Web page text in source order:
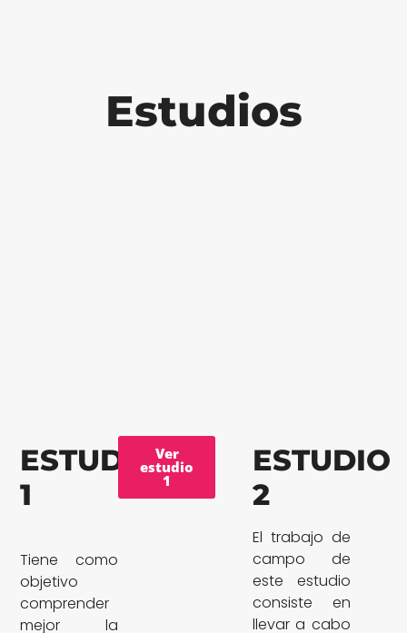
Estudios
ESTUDIO
1
Tiene como
objetivo
comprender
mejor la
Ver
estudio
1
ESTUDIO
2
El trabajo de
campo de
este estudio
consiste en
llevar a cabo